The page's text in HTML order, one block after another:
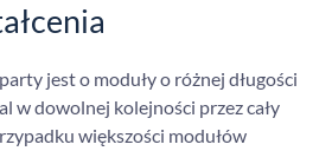
jest o moduły o różnej długości
w dowolnej kolejności przez cały
większości modułów